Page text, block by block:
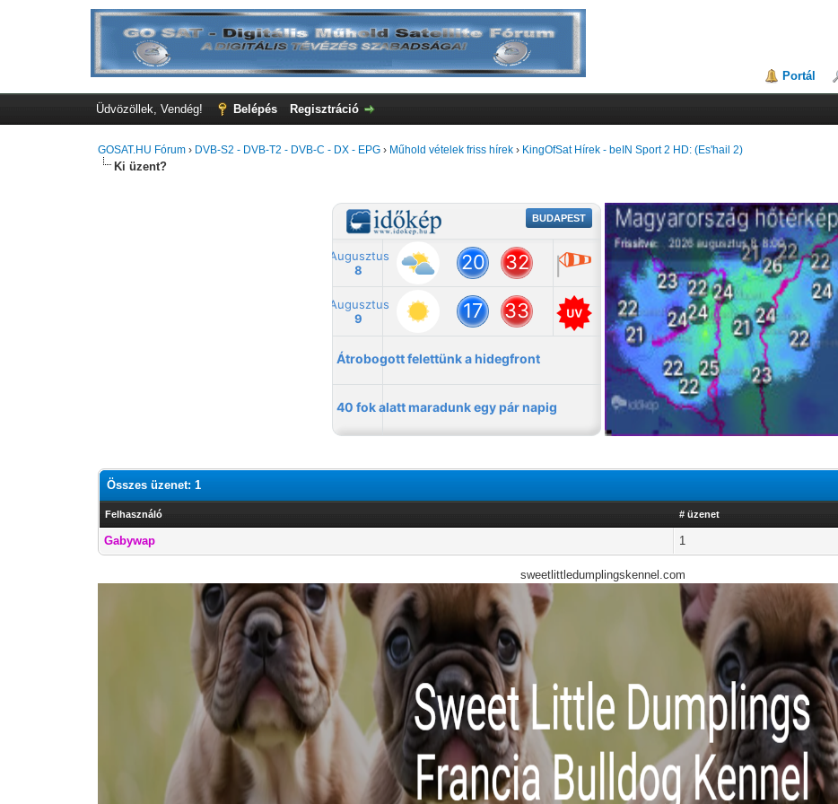
Portál
Üdvözöllek, Vendég! Belépés Regisztráció
GOSAT.HU Fórum › DVB-S2 - DVB-T2 - DVB-C - DX - EPG › Műhold vételek friss hírek › KingOfSat Hírek - beIN Sport 2 HD: (Es'hail 2)
Ki üzent?
Összes üzenet: 1
Felhasználó # üzenet
Gabywap 1
sweetlittledumplingskennel.com